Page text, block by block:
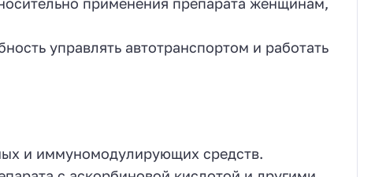
управлять автотранспортом и работать
и иммуномодулирующих средств.